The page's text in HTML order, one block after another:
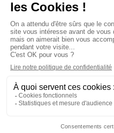
médecin ou pharmacien.
sont à votre
votre taux de cholestérol.
FACTEURS DE RISQUE